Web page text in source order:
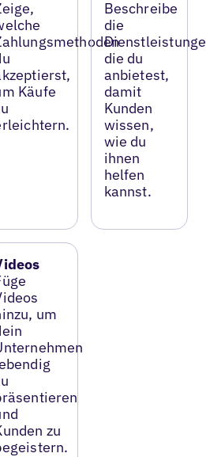
Käufe
Beschreibe
die
die du
anbietest,
damit
Kunden
wissen,
wie du
ihnen
helfen
kannst.
um
zu